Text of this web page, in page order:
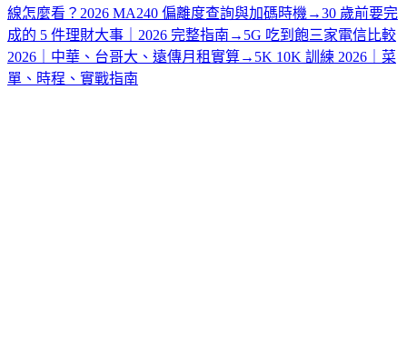
線怎麼看？2026 MA240 偏離度查詢與加碼時機 →30 歲前要完
成的 5 件理財大事｜2026 完整指南 → 5G 吃到飽三家電信比較
2026｜中華、台哥大、遠傳月租實算→ 5K 10K 訓練 2026｜菜
單、時程、實戰指南